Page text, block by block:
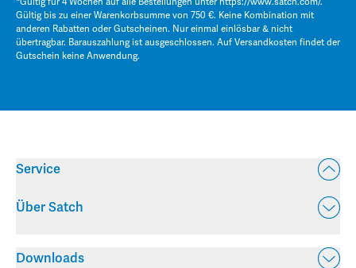
Gültig bis zu einer Warenkorbsumme von 750 €. Keine Kombination mit
anderen Rabatten oder Gutscheinen. Nur einmal einlösbar & nicht
übertragbar. Barauszahlung ist ausgeschlossen. Auf Versandkosten findet der
Gutschein keine Anwendung.
Service
Über Satch
Downloads